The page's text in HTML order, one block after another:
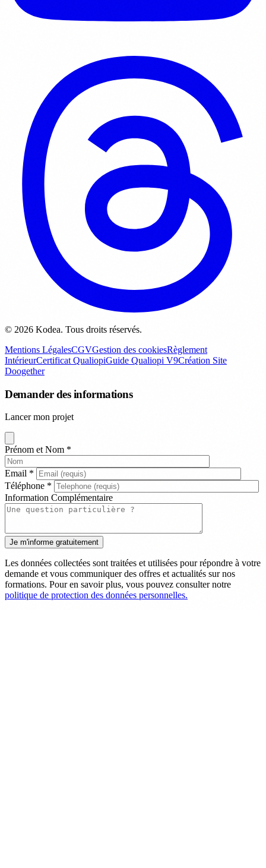
© 2026 Kodea. Tous droits réservés.
Mentions LégalesCGVGestion des cookiesRèglement
IntérieurCertificat QualiopiGuide Qualiopi V9Création Site
Doogether
Demander des informations
Lancer mon projet
Prénom et Nom *
Email *
Téléphone *
Information Complémentaire
Les données collectées sont traitées et utilisées pour répondre à votre
demande et vous communiquer des offres et actualités sur nos
formations. Pour en savoir plus, vous pouvez consulter notre
politique de protection des données personnelles.